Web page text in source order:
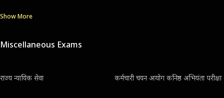
Show More
Miscellaneous Exams
राज्य न्यायिक सेवा कर्मचारी चयन आयोग कनिष्ठ अभियंता परीक्षा